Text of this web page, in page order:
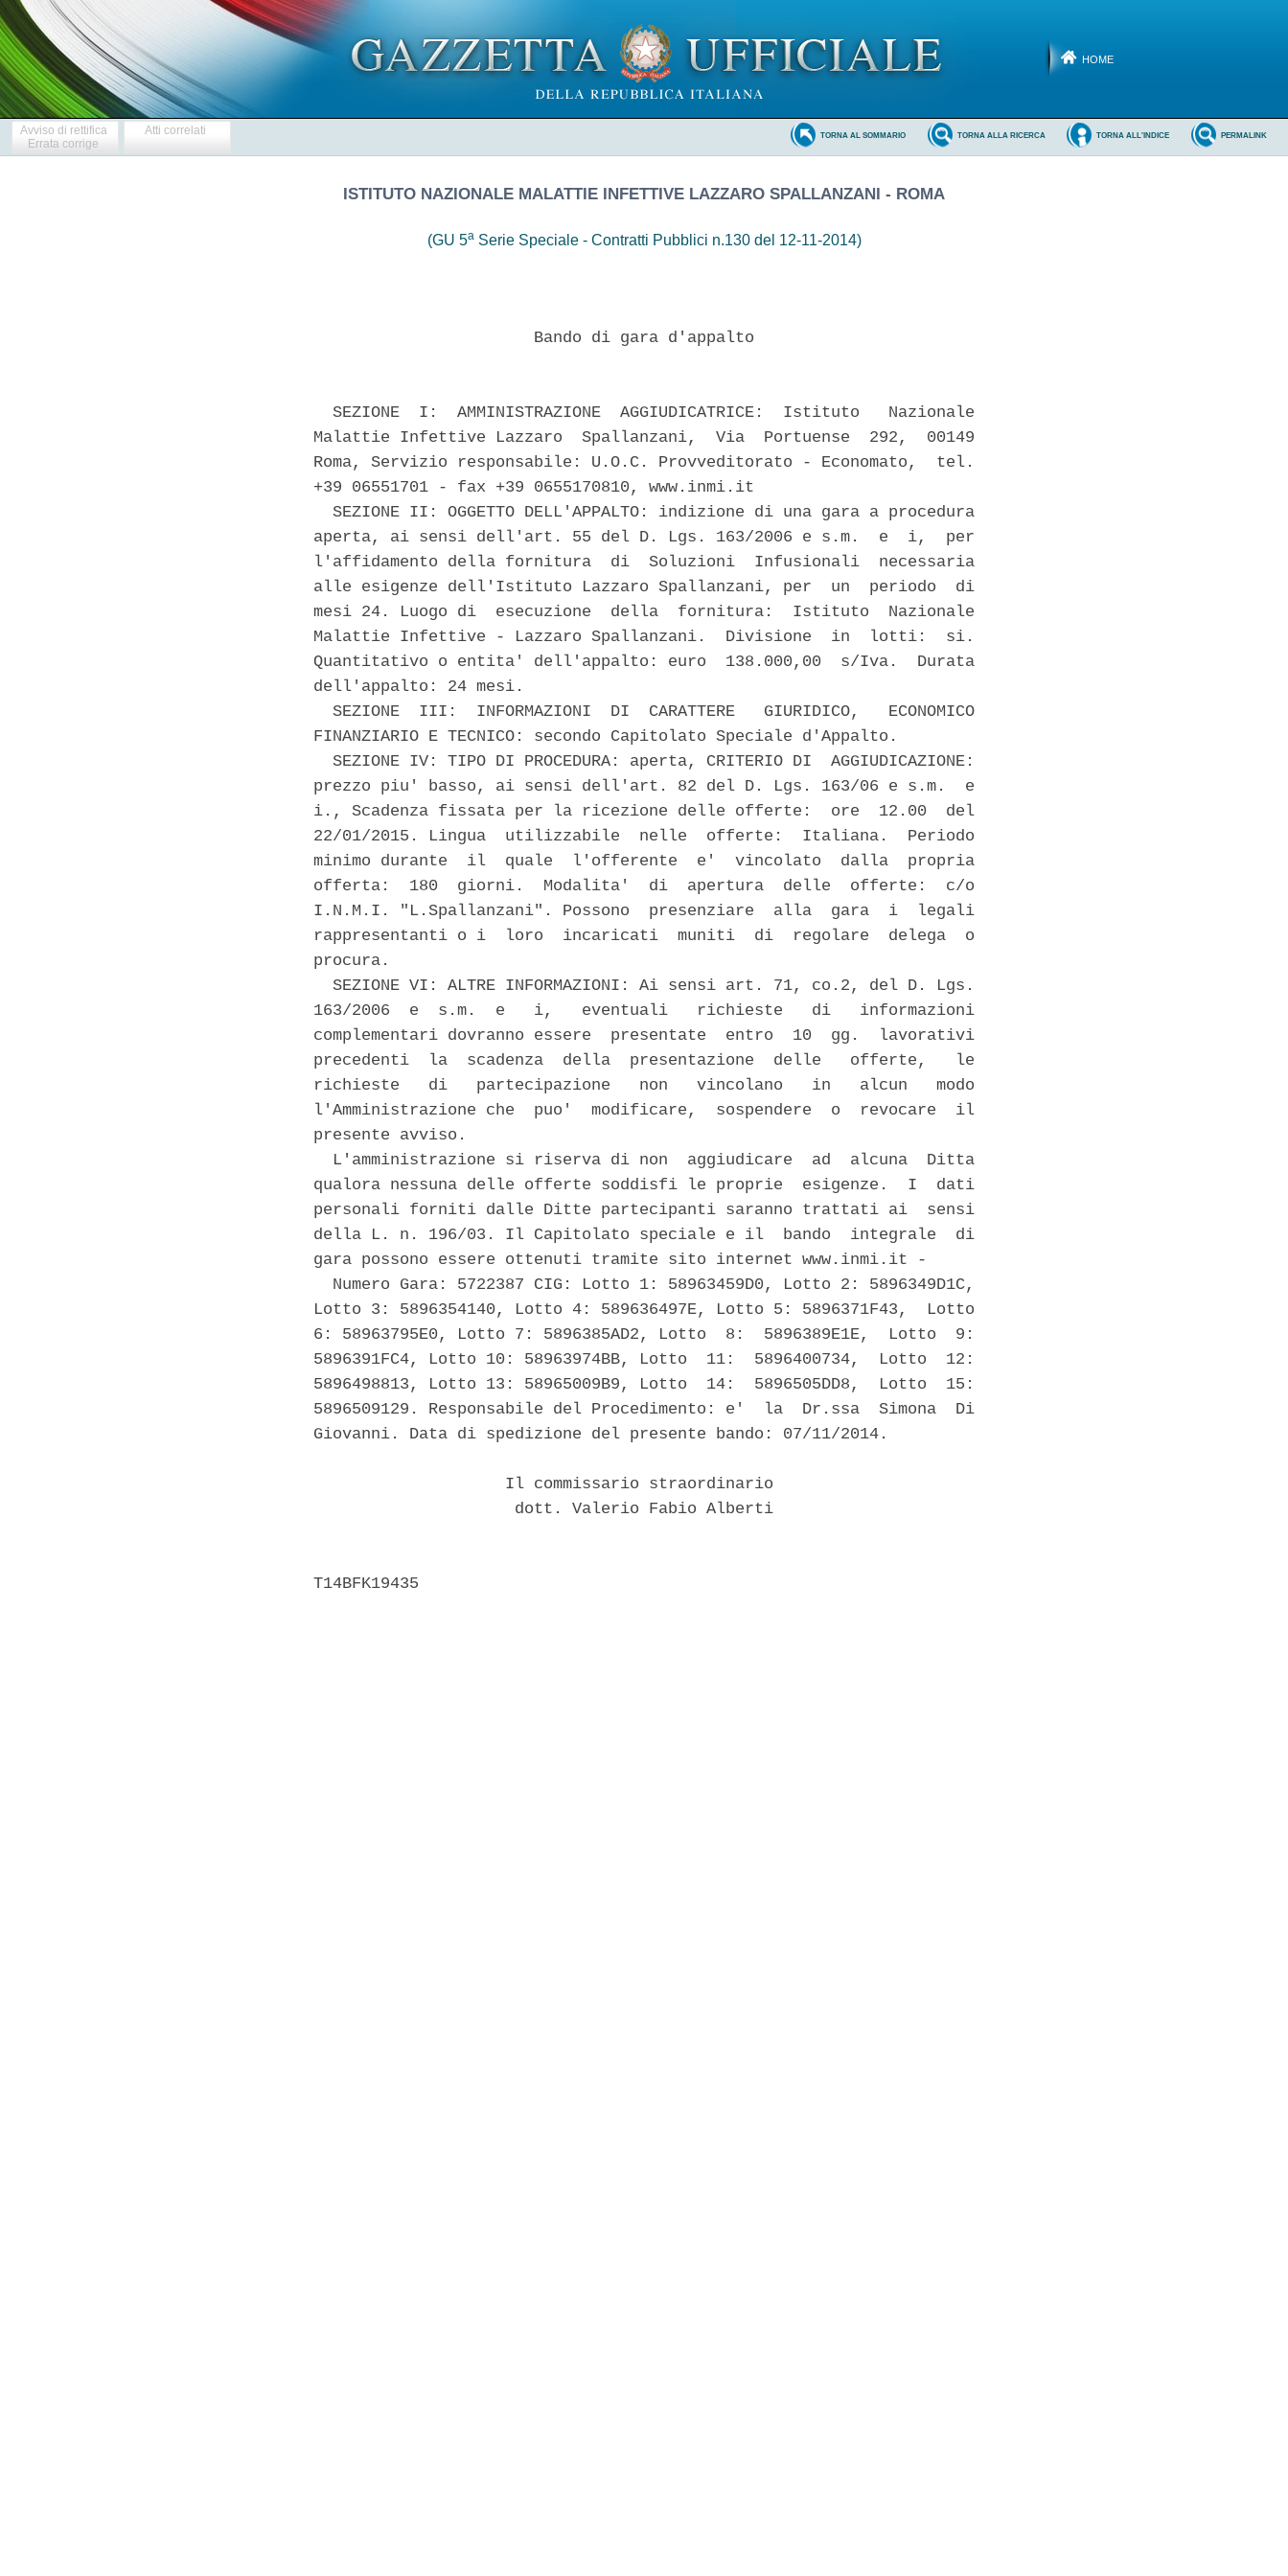
HOME
Avviso di rettifica
Errata corrige
Atti correlati PERMALINK
TORNA ALL'INDICE
TORNA ALLA RICERCA
TORNA AL SOMMARIO
ISTITUTO NAZIONALE MALATTIE INFETTIVE LAZZARO SPALLANZANI - ROMA
(GU 5aSerie Speciale - Contratti Pubblici n.130 del 12-11-2014)
                       Bando di gara d'appalto
  SEZIONE  I:  AMMINISTRAZIONE  AGGIUDICATRICE:  Istituto   Nazionale
Malattie Infettive Lazzaro  Spallanzani,  Via  Portuense  292,  00149
Roma, Servizio responsabile: U.O.C. Provveditorato - Economato,  tel.
+39 06551701 - fax +39 0655170810, www.inmi.it
  SEZIONE II: OGGETTO DELL'APPALTO: indizione di una gara a procedura
aperta, ai sensi dell'art. 55 del D. Lgs. 163/2006 e s.m.  e  i,  per
l'affidamento della fornitura  di  Soluzioni  Infusionali  necessaria
alle esigenze dell'Istituto Lazzaro Spallanzani, per  un  periodo  di
mesi 24. Luogo di  esecuzione  della  fornitura:  Istituto  Nazionale
Malattie Infettive - Lazzaro Spallanzani.  Divisione  in  lotti:  si.
Quantitativo o entita' dell'appalto: euro  138.000,00  s/Iva.  Durata
dell'appalto: 24 mesi.
  SEZIONE  III:  INFORMAZIONI  DI  CARATTERE   GIURIDICO,   ECONOMICO
FINANZIARIO E TECNICO: secondo Capitolato Speciale d'Appalto.
  SEZIONE IV: TIPO DI PROCEDURA: aperta, CRITERIO DI  AGGIUDICAZIONE:
prezzo piu' basso, ai sensi dell'art. 82 del D. Lgs. 163/06 e s.m.  e
i., Scadenza fissata per la ricezione delle offerte:  ore  12.00  del
22/01/2015. Lingua  utilizzabile  nelle  offerte:  Italiana.  Periodo
minimo durante  il  quale  l'offerente  e'  vincolato  dalla  propria
offerta:  180  giorni.  Modalita'  di  apertura  delle  offerte:  c/o
I.N.M.I. "L.Spallanzani". Possono  presenziare  alla  gara  i  legali
rappresentanti o i  loro  incaricati  muniti  di  regolare  delega  o
procura.
  SEZIONE VI: ALTRE INFORMAZIONI: Ai sensi art. 71, co.2, del D. Lgs.
163/2006  e  s.m.  e   i,   eventuali   richieste   di   informazioni
complementari dovranno essere  presentate  entro  10  gg.  lavorativi
precedenti  la  scadenza  della  presentazione  delle   offerte,   le
richieste   di   partecipazione   non   vincolano   in   alcun   modo
l'Amministrazione che  puo'  modificare,  sospendere  o  revocare  il
presente avviso.
  L'amministrazione si riserva di non  aggiudicare  ad  alcuna  Ditta
qualora nessuna delle offerte soddisfi le proprie  esigenze.  I  dati
personali forniti dalle Ditte partecipanti saranno trattati ai  sensi
della L. n. 196/03. Il Capitolato speciale e il  bando  integrale  di
gara possono essere ottenuti tramite sito internet www.inmi.it -
  Numero Gara: 5722387 CIG: Lotto 1: 58963459D0, Lotto 2: 5896349D1C,
Lotto 3: 5896354140, Lotto 4: 589636497E, Lotto 5: 5896371F43,  Lotto
6: 58963795E0, Lotto 7: 5896385AD2, Lotto  8:  5896389E1E,  Lotto  9:
5896391FC4, Lotto 10: 58963974BB, Lotto  11:  5896400734,  Lotto  12:
5896498813, Lotto 13: 58965009B9, Lotto  14:  5896505DD8,  Lotto  15:
5896509129. Responsabile del Procedimento: e'  la  Dr.ssa  Simona  Di
Giovanni. Data di spedizione del presente bando: 07/11/2014.
                    Il commissario straordinario
                     dott. Valerio Fabio Alberti